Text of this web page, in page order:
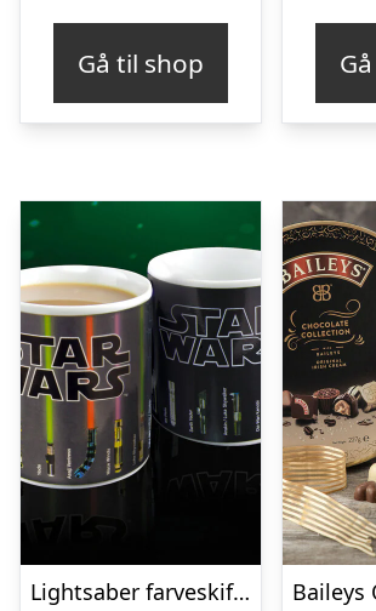
Gå til shop
Lightsaber farveskiftende krus